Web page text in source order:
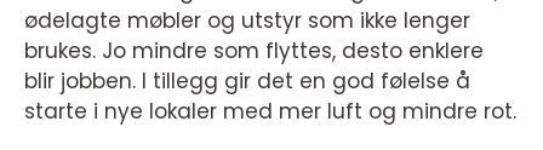
ødelagte møbler og utstyr som ikke lenger
brukes. Jo mindre som flyttes, desto enklere
blir jobben. I tillegg gir det en god følelse å
starte i nye lokaler med mer luft og mindre rot.